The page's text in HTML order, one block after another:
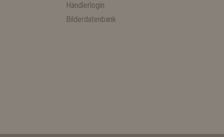
Händlerlogin
Bilderdatenbank